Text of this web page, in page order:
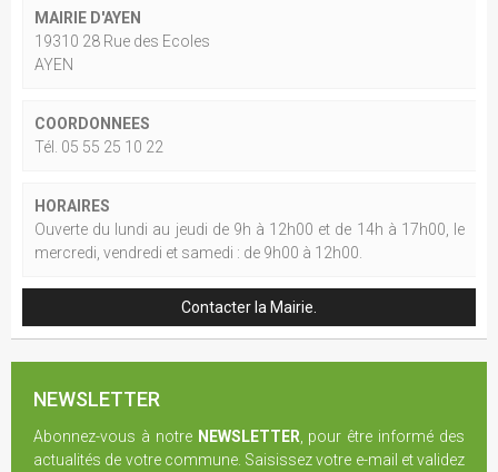
MAIRIE D'AYEN
19310 28 Rue des Ecoles
AYEN
COORDONNEES
Tél. 05 55 25 10 22
HORAIRES
Ouverte du lundi au jeudi de 9h à 12h00 et de 14h à 17h00, le
mercredi, vendredi et samedi : de 9h00 à 12h00.
Contacter la Mairie.
NEWSLETTER
Abonnez-vous à notre NEWSLETTER , pour être informé des
actualités de votre commune. Saisissez votre e-mail et validez